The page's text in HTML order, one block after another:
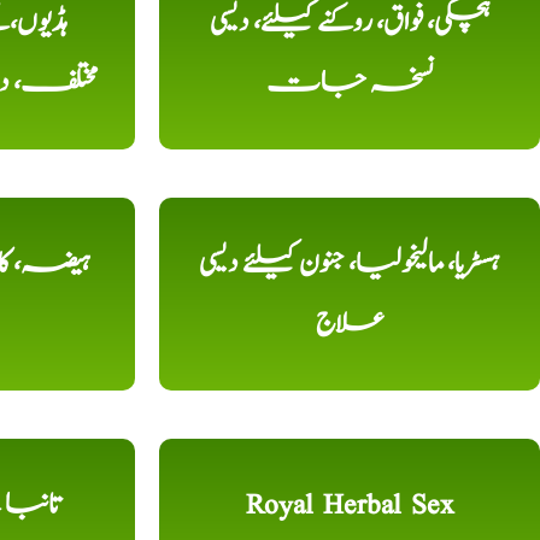
ہچکی، فواق، روکنے کیلئے، دیسی
نسخہ جات
ہیضہ،
ہسٹریا، مالیخولیا، جنون کیلئے دیسی
علاج
Royal Herbal Sex